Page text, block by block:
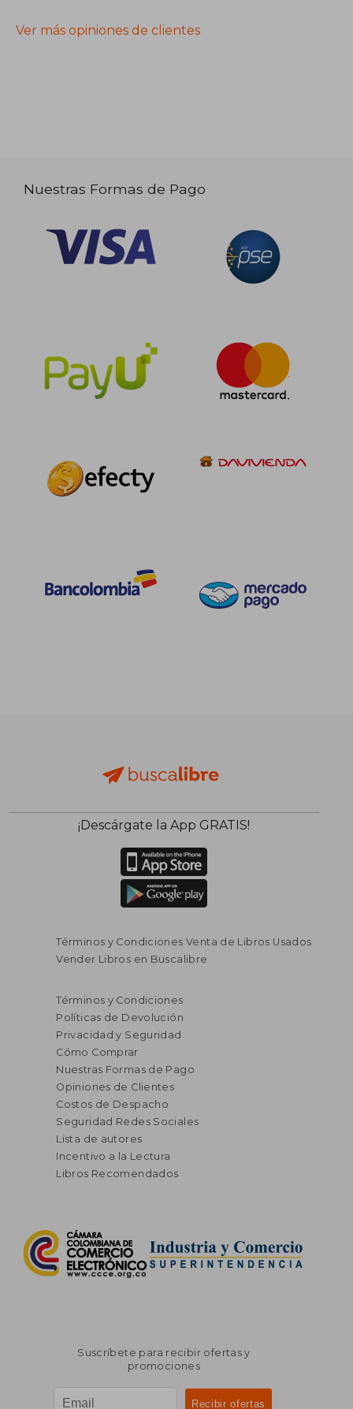
Ver más opiniones de clientes
Nuestras Formas de Pago
¡Descárgate la App GRATIS!
Términos y Condiciones Venta de Libros Usados
Vender Libros en Buscalibre
Términos y Condiciones
Políticas de Devolución
Privacidad y Seguridad
Cómo Comprar
Nuestras Formas de Pago
Opiniones de Clientes
Costos de Despacho
Seguridad Redes Sociales
Lista de autores
Incentivo a la Lectura
Libros Recomendados
Suscríbete para recibir ofertas y
promociones